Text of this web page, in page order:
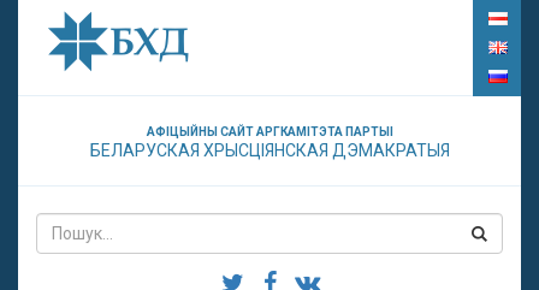
АФІЦЫЙНЫ САЙТ АРГКАМІТЭТА ПАРТЫІ
БЕЛАРУСКАЯ ХРЫСЦІЯНСКАЯ ДЭМАКРАТЫЯ